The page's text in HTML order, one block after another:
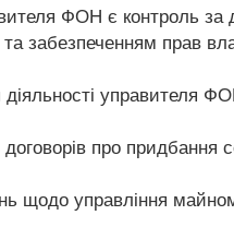
ФОН є контроль
забезпеченням прав
управителя
про придбання
щодо управління